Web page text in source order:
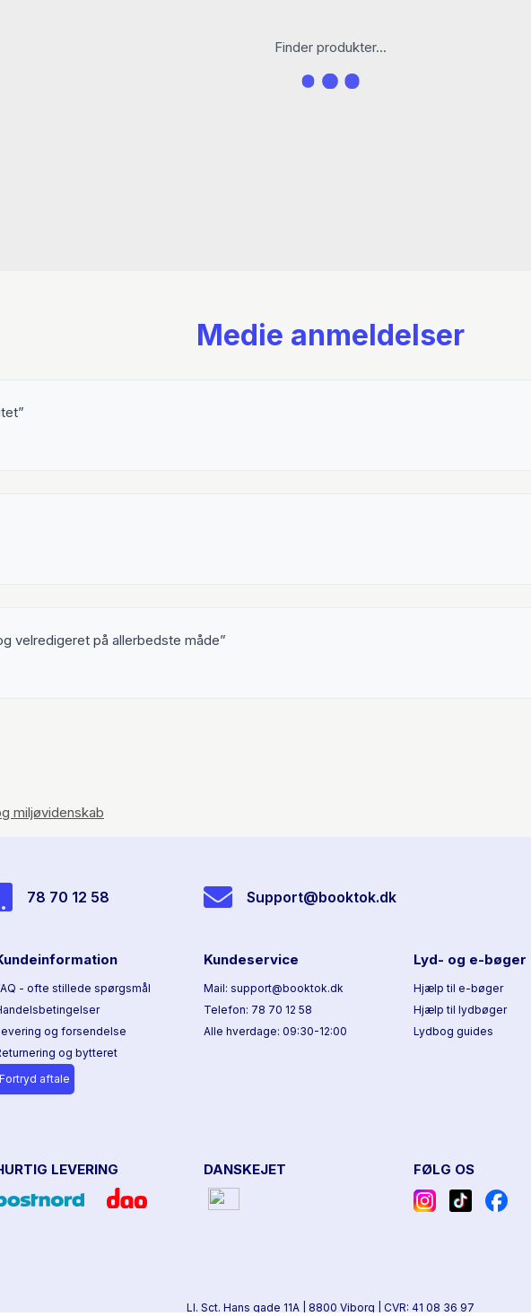
Finder produkter...
Medie anmeldelser
velredigeret på allerbedste måde
miljøvidenskab
78 70 12 58 Support@booktok.dk
- ofte stillede spørgsmål
og forsendelse
og bytteret
Fortryd aftale
Kundeservice
Mail: support@booktok.dk
Telefon: 78 70 12 58
Alle hverdage: 09:30-12:00
Lyd- og e-bøger
Hjælp til e-bøger
Hjælp til lydbøger
Lydbog guides
LEVERING DANSKEJET FØLG OS
Ll. Sct. Hans gade 11A 8800 Viborg CVR: 41 08 36 97